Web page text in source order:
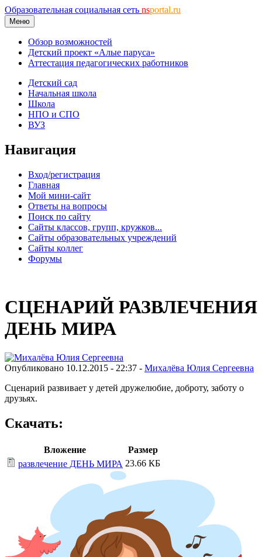
Образовательная социальная сеть nsportal.ru
Меню
Обзор возможностей
Детский проект «Алые паруса»
Аттестация педагогических работников
Детский сад
Начальная школа
Школа
НПО и СПО
ВУЗ
Навигация
Вход/регистрация
Главная
Мой мини-сайт
Ответы на вопросы
Поиск по сайту
Сайты классов, групп, кружков...
Сайты образовательных учреждений
Сайты коллег
Форумы
СЦЕНАРИЙ РАЗВЛЕЧЕНИЯ
ДЕНЬ МИРА
Опубликовано 10.12.2015 - 22:37 - Михалёва Юлия Сергеевна
Сценарий развивает у детей дружелюбие, доброту, заботу о
друзьях.
Скачать:
Вложение
Размер
развлечение ДЕНЬ МИРА 23.66 КБ